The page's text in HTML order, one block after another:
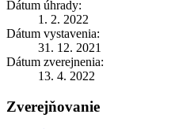
Dátum úhrady:
1. 2. 2022
Dátum vystavenia:
31. 12. 2021
Dátum zverejnenia:
13. 4. 2022
Zverejňovanie